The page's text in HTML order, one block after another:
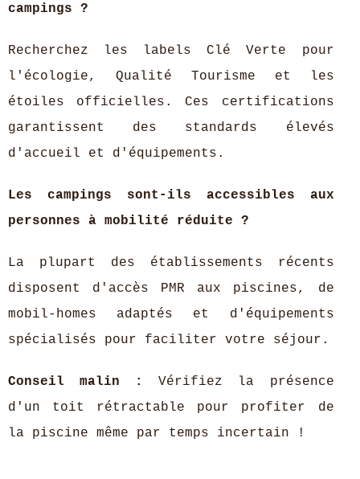
campings ?
Recherchez les labels Clé Verte pour
l'écologie, Qualité Tourisme et les
étoiles officielles. Ces certifications
garantissent des standards élevés
d'accueil et d'équipements.
Les campings sont-ils accessibles aux
personnes à mobilité réduite ?
La plupart des établissements récents
disposent d'accès PMR aux piscines, de
mobil-homes adaptés et d'équipements
spécialisés pour faciliter votre séjour.
Conseil malin :
Vérifiez la présence
d'un toit rétractable pour profiter de
la piscine même par temps incertain !